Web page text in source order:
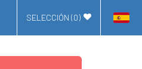
SELECCIÓN (0)